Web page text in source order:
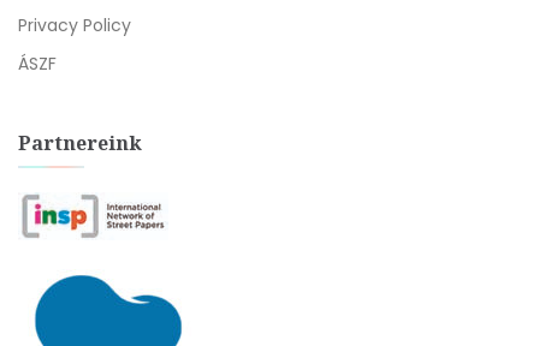
Privacy Policy
ÁSZF
Partnereink